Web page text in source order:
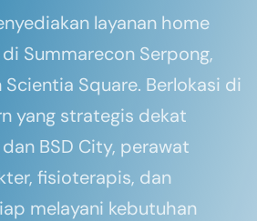
layanan home
Summarecon Serpong,
Square. Berlokasi di
yang strategis dekat
BSD City, perawat
fisioterapis, dan
melayani kebutuhan